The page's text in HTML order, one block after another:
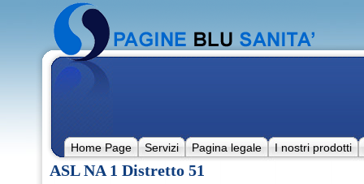
Home Page Servizi Pagina legale I nostri prodotti
ASL NA 1 Distretto 51